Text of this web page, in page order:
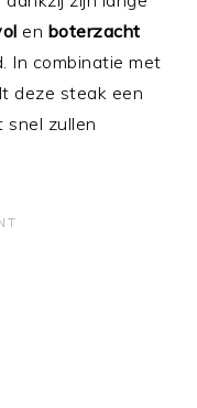
en boterzacht
In combinatie met
deze steak een
snel zullen